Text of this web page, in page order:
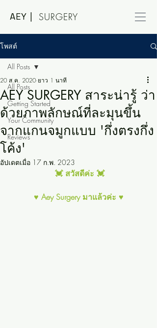
SURGERY
AEY |
โพสต์
All Posts
Getting Started
Your Community
Reviews
All Posts
AEY SURGERY สาระน่ารู้ ว่า
ด้วยภาพลักษณ์ที่ละมุนขึ้น
จากแกนจมูกแบบ 'กึ่งตรงกึ่ง
โค้ง'
20 ส.ค. 2020 ยาว 1 นาที
อัปเดตเมื่อ 17 ก.พ. 2023
💓 สวัสดีค่ะ 💓
♥ Aey Surgery มาแล้วค่ะ ♥